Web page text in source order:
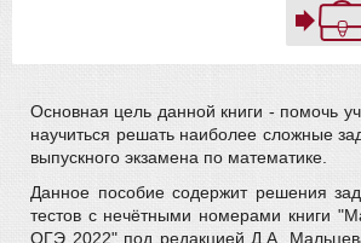
Основная цель данной книги - помочь
научиться решать наиболее сложные
выпускного экзамена по математике.
Данное пособие содержит решения
тестов с нечётными номерами книги
ОГЭ 2022" под редакцией Д.А.